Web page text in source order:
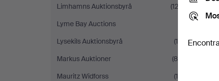
Limhamns Auktionsbyrå
(123)
Lyme Bay Auctions
Lysekils Auktionsbyrå
(16)
Markus Auktioner
(80)
Mauritz Widforss
(10)